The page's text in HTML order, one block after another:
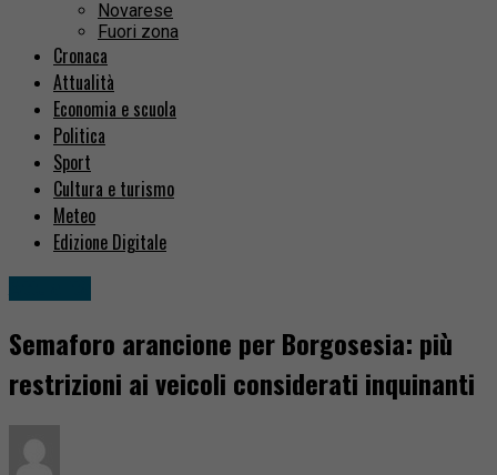
Novarese
Fuori zona
Cronaca
Attualità
Economia e scuola
Politica
Sport
Cultura e turismo
Meteo
Edizione Digitale
Semaforo arancione per Borgosesia: più
restrizioni ai veicoli considerati inquinanti